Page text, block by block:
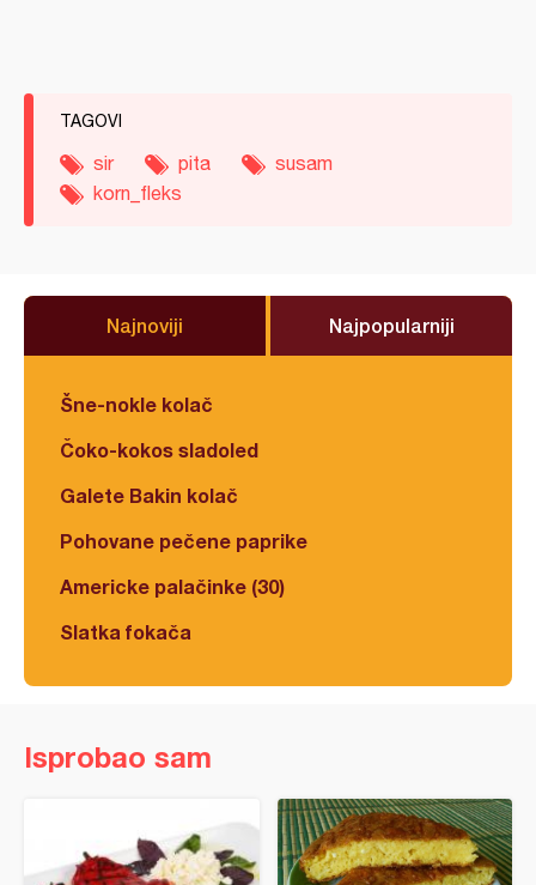
TAGOVI
sir pita
susam
korn_fleks
Najnoviji Najpopularniji
Šne-nokle kolač
Čoko-kokos sladoled
Galete Bakin kolač
Pohovane pečene paprike
Americke palačinke (30)
Slatka fokača
Isprobao sam